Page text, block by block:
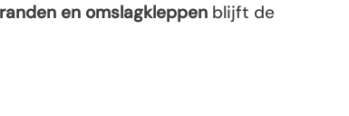
en omslagkleppen blijft de